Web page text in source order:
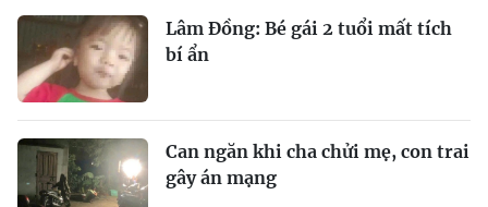
Lâm Đồng: Bé gái 2 tuổi mất tích
bí ẩn
Can ngăn khi cha chửi mẹ, con trai
gây án mạng